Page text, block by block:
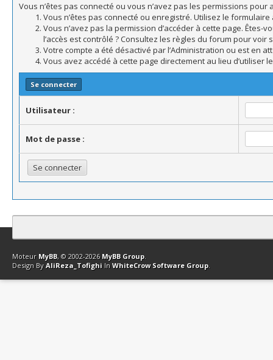
Vous n’êtes pas connecté ou vous n’avez pas les permissions
Vous n’êtes pas connecté ou enregistré. Utilisez le
Vous n’avez pas la permission d’accéder à cette page. Êtes-
l’accès est contrôlé ? Consultez les règles du forum pour
Votre compte a été désactivé par l’Administration ou est en
Vous avez accédé à cette page directement au lieu d’utiliser
Se connecter
Utilisateur :
Mot de passe :
Contact Club Affiliation Retourner en haut Version bas-débit
Moteur MyBB, © 2002-2026 MyBB Group.
Design By AliReza_Tofighi In WhiteCrow Software Group.